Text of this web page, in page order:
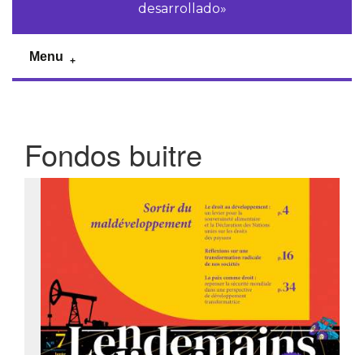
desarrollado»
Menu
Fondos buitre